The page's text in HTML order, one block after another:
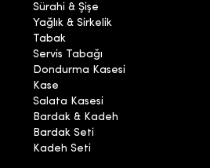
Sürahi & Şişe
Yağlık & Sirkelik
Tabak
Servis Tabağı
Dondurma Kasesi
Kase
Salata Kasesi
Bardak & Kadeh
Bardak Seti
Kadeh Seti